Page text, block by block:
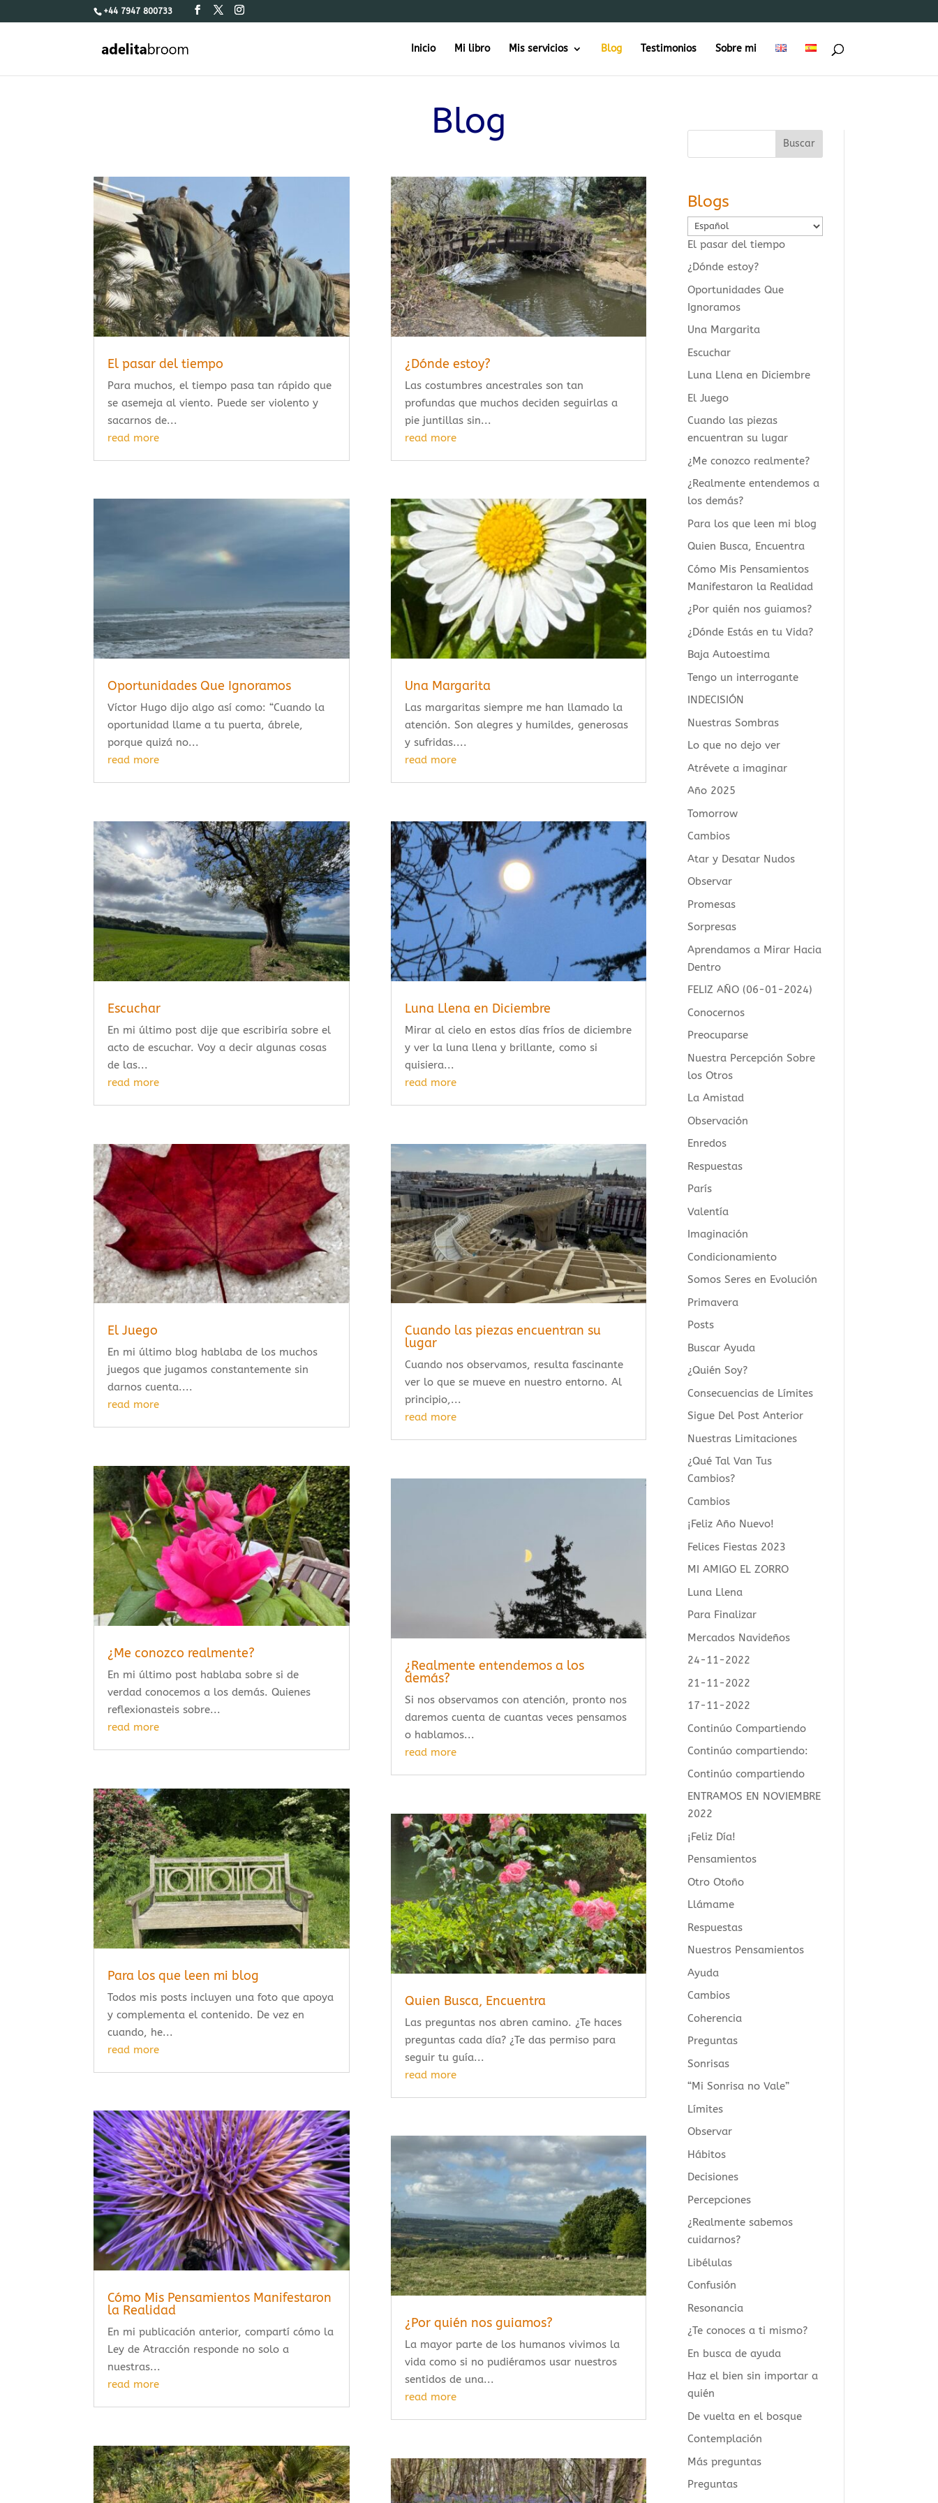
+44 7947 800733
Inicio Mi libro Mis servicios Blog Testimonios Sobre mi
Blog
El pasar del tiempo
Para muchos, el tiempo pasa tan rápido que
se asemeja al viento. Puede ser violento y
sacarnos de...
read more
Oportunidades Que Ignoramos
Víctor Hugo dijo algo así como: “Cuando la
oportunidad llame a tu puerta, ábrele,
porque quizá no...
read more
Escuchar
En mi último post dije que escribiría sobre el
acto de escuchar. Voy a decir algunas cosas
de las...
read more
El Juego
En mi último blog hablaba de los muchos
juegos que jugamos constantemente sin
darnos cuenta....
read more
¿Me conozco realmente?
En mi último post hablaba sobre si de
verdad conocemos a los demás. Quienes
reflexionasteis sobre...
read more
Para los que leen mi blog
Todos mis posts incluyen una foto que apoya
y complementa el contenido. De vez en
cuando, he...
read more
Cómo Mis Pensamientos Manifestaron
la Realidad
En mi publicación anterior, compartí cómo la
Ley de Atracción responde no solo a
nuestras...
read more
¿Dónde estoy?
Las costumbres ancestrales son tan
profundas que muchos deciden seguirlas a
pie juntillas sin...
read more
Una Margarita
Las margaritas siempre me han llamado la
atención. Son alegres y humildes, generosas
y sufridas....
read more
Luna Llena en Diciembre
Mirar al cielo en estos días fríos de diciembre
y ver la luna llena y brillante, como si
quisiera...
read more
Cuando las piezas encuentran su
lugar
Cuando nos observamos, resulta fascinante
ver lo que se mueve en nuestro entorno. Al
principio,...
read more
¿Realmente entendemos a los
demás?
Si nos observamos con atención, pronto nos
daremos cuenta de cuantas veces pensamos
o hablamos...
read more
Quien Busca, Encuentra
Las preguntas nos abren camino. ¿Te haces
preguntas cada día? ¿Te das permiso para
seguir tu guía...
read more
¿Por quién nos guiamos?
La mayor parte de los humanos vivimos la
vida como si no pudiéramos usar nuestros
sentidos de una...
read more
Buscar
Blogs
Elegir
un
idioma
El pasar del tiempo
¿Dónde estoy?
Oportunidades Que
Ignoramos
Una Margarita
Escuchar
Luna Llena en Diciembre
El Juego
Cuando las piezas
encuentran su lugar
¿Me conozco realmente?
¿Realmente entendemos a
los demás?
Para los que leen mi blog
Quien Busca, Encuentra
Cómo Mis Pensamientos
Manifestaron la Realidad
¿Por quién nos guiamos?
¿Dónde Estás en tu Vida?
Baja Autoestima
Tengo un interrogante
INDECISIÓN
Nuestras Sombras
Lo que no dejo ver
Atrévete a imaginar
Año 2025
Tomorrow
Cambios
Atar y Desatar Nudos
Observar
Promesas
Sorpresas
Aprendamos a Mirar Hacia
Dentro
FELIZ AÑO (06-01-2024)
Conocernos
Preocuparse
Nuestra Percepción Sobre
los Otros
La Amistad
Observación
Enredos
Respuestas
París
Valentía
Imaginación
Condicionamiento
Somos Seres en Evolución
Primavera
Posts
Buscar Ayuda
¿Quién Soy?
Consecuencias de Límites
Sigue Del Post Anterior
Nuestras Limitaciones
¿Qué Tal Van Tus
Cambios?
Cambios
¡Feliz Año Nuevo!
Felices Fiestas 2023
MI AMIGO EL ZORRO
Luna Llena
Para Finalizar
Mercados Navideños
24-11-2022
21-11-2022
17-11-2022
Continúo Compartiendo
Continúo compartiendo:
Continúo compartiendo
ENTRAMOS EN NOVIEMBRE
2022
¡Feliz Día!
Pensamientos
Otro Otoño
Llámame
Respuestas
Nuestros Pensamientos
Ayuda
Cambios
Coherencia
Preguntas
Sonrisas
“Mi Sonrisa no Vale”
Límites
Observar
Hábitos
Decisiones
Percepciones
¿Realmente sabemos
cuidarnos?
Libélulas
Confusión
Resonancia
¿Te conoces a ti mismo?
En busca de ayuda
Haz el bien sin importar a
quién
De vuelta en el bosque
Contemplación
Más preguntas
Preguntas